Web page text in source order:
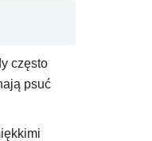
często
psuć